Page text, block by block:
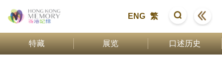
ENG 繁
特藏 展览 口述历史